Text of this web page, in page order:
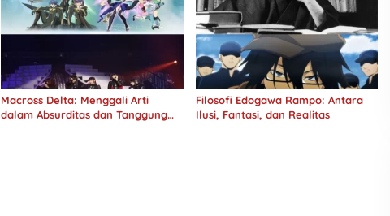
Macross Delta: Menggali Arti
dalam Absurditas dan Tanggung
Filosofi Edogawa Rampo: Antara
Ilusi, Fantasi, dan Realitas